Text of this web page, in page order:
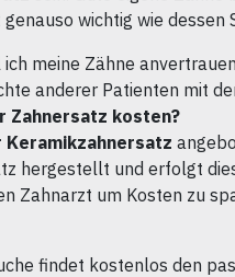
wichtig wie dessen
meine Zähne
anderer Patienten mit
Zahnersatz kosten?
hergestellt und erfolgt
Zahnarzt um Kosten zu
findet kostenlos den